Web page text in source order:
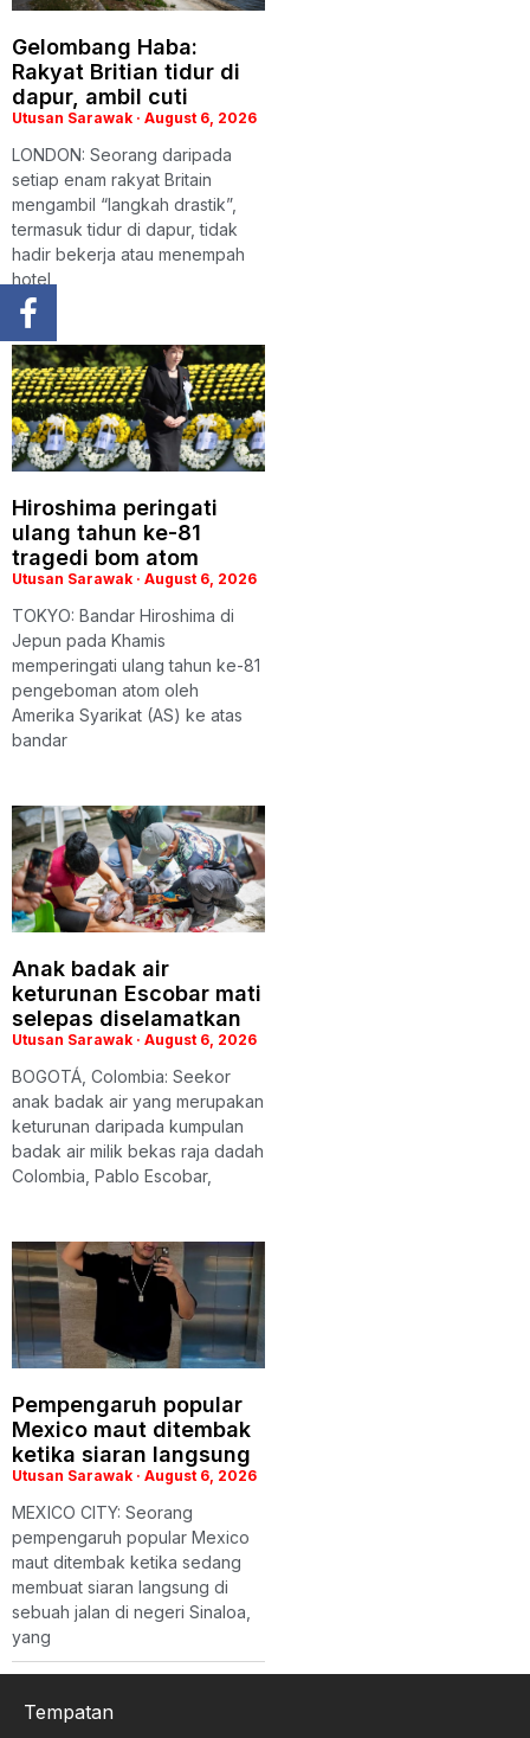
Gelombang Haba:
Rakyat Britian tidur di
dapur, ambil cuti
Utusan Sarawak August 6, 2026
LONDON: Seorang daripada
setiap enam rakyat Britain
mengambil “langkah drastik”,
termasuk tidur di dapur, tidak
hadir bekerja atau menempah
hotel
Hiroshima peringati
ulang tahun ke-81
tragedi bom atom
Utusan Sarawak August 6, 2026
TOKYO: Bandar Hiroshima di
Jepun pada Khamis
memperingati ulang tahun ke-81
pengeboman atom oleh
Amerika Syarikat (AS) ke atas
bandar
Anak badak air
keturunan Escobar mati
selepas diselamatkan
Utusan Sarawak August 6, 2026
BOGOTÁ, Colombia: Seekor
anak badak air yang merupakan
keturunan daripada kumpulan
badak air milik bekas raja dadah
Colombia, Pablo Escobar,
Pempengaruh popular
Mexico maut ditembak
ketika siaran langsung
Utusan Sarawak August 6, 2026
MEXICO CITY: Seorang
pempengaruh popular Mexico
maut ditembak ketika sedang
membuat siaran langsung di
sebuah jalan di negeri Sinaloa,
yang
Tempatan